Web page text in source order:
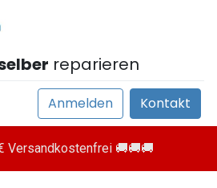
reparieren
Anmelden Kontakt
Versandkostenfrei 🚚🚚🚚